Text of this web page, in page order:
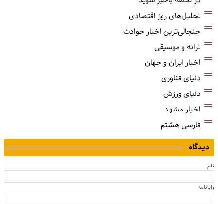
تحلیل‌های روز اقتصادی
جنجالی‌ترین اخبار حوادث
ترانه و موسیقی
اخبار ایران و جهان
دنیای فناوری
دنیای ورزش
اخبار مشهد
فارسی هشتم
دیدگاه
نام
رایانامه